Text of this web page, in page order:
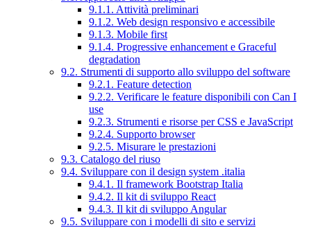
9.1.1. Attività preliminari
9.1.2. Web design responsivo e accessibile
9.1.3. Mobile first
9.1.4. Progressive enhancement e Graceful
degradation
9.2. Strumenti di supporto allo sviluppo del software
9.2.1. Feature detection
9.2.2. Verificare le feature disponibili con Can I
use
9.2.3. Strumenti e risorse per CSS e JavaScript
9.2.4. Supporto browser
9.2.5. Misurare le prestazioni
9.3. Catalogo del riuso
9.4. Sviluppare con il design system .italia
9.4.1. Il framework Bootstrap Italia
9.4.2. Il kit di sviluppo React
9.4.3. Il kit di sviluppo Angular
9.5. Sviluppare con i modelli di sito e servizi